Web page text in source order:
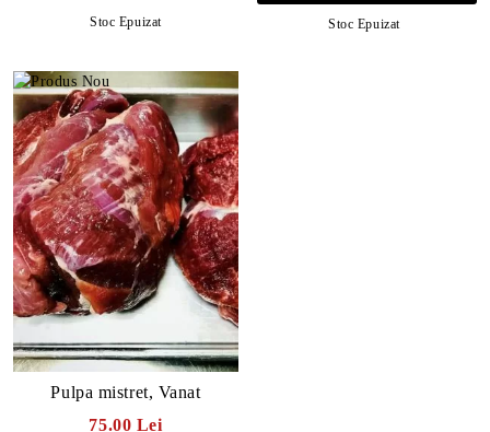
30%
Stoc Epuizat Stoc Epuizat
Pulpa mistret, Vanat
75.00 Lei